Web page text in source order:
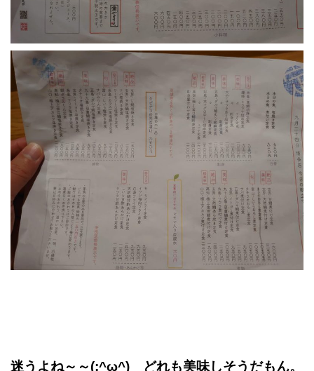
迷うよね～～(;^ω^) どれも美味しそうだもん。